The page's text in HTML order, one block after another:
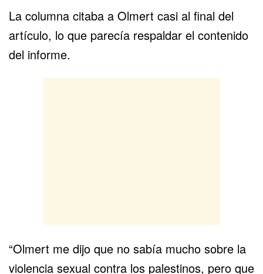
La columna citaba a Olmert casi al final del
artículo, lo que parecía respaldar el contenido
del informe.
“Olmert me dijo que no sabía mucho sobre la
violencia sexual contra los palestinos, pero que